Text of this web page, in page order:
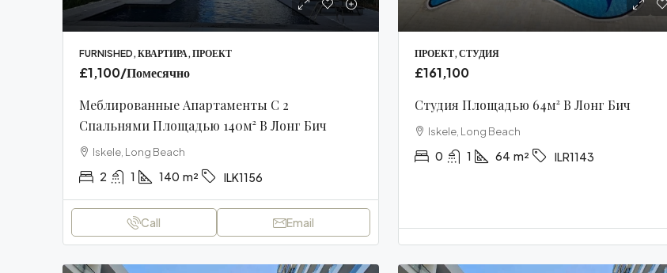
FURNISHED, КВАРТИРА, ПРОЕКТ
£1,100/Помесячно
Меблированные Апартаменты С 2
Спальнями Площадью 140м² В Лонг Бич
Iskele, Long Beach
2 1 140 m² ILK1156
Call Email
ПРОЕКТ, СТУДИЯ
£161,100
Студия Площадью 64м² В Лонг Бич
Iskele, Long Beach
0 1 64 m² ILR1143